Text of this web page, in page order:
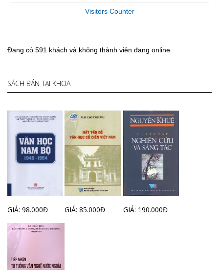
Visitors Counter
Đang có 591 khách và không thành viên đang online
SÁCH BÁN TẠI KHOA
GIÁ: 98.000Đ GIÁ: 85.000Đ GIÁ: 190.000Đ